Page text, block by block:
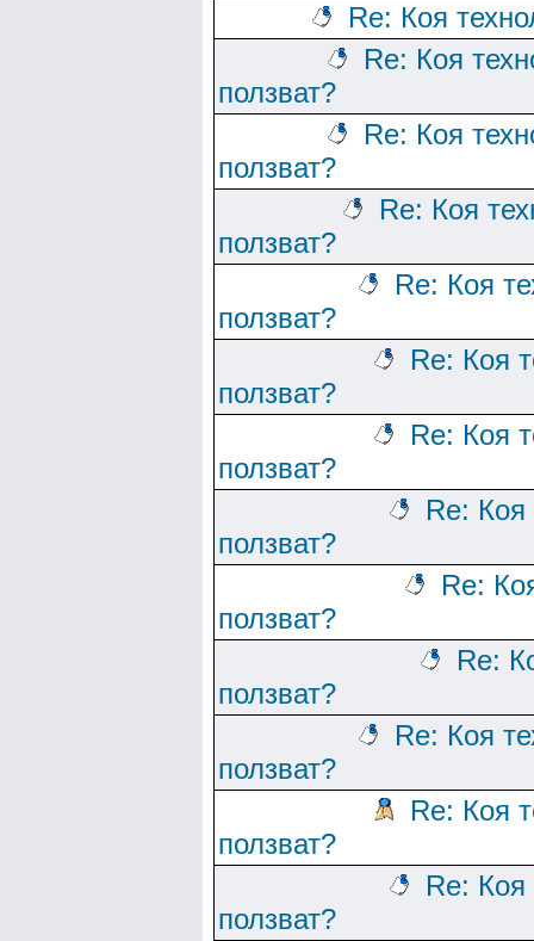
Re: Коя
Re: Коя
ползват?
Re: Коя
ползват?
Re: Коя
ползват?
Re: Коя
ползват?
Re: Коя
ползват?
Re: Коя
ползват?
Re: Коя
ползват?
Re:
ползват?
Re:
ползват?
Re: Коя
ползват?
Re: Коя
ползват?
Re: Коя
ползват?